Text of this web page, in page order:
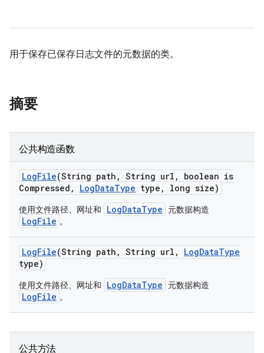
用于保存已保存日志文件的元数据的类。
摘要
公共构造函数
LogFile(String path , String url ,
boolean is
Compressed , LogDataType type , long size)
使用文件路径、网址和 LogDataType 元数据构造
LogFile 。
LogFile(String path , String url , LogDataType
type)
使用文件路径、网址和 LogDataType 元数据构造
LogFile 。
公共方法